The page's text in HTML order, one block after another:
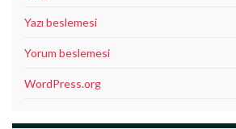
Yazı beslemesi
Yorum beslemesi
WordPress.org